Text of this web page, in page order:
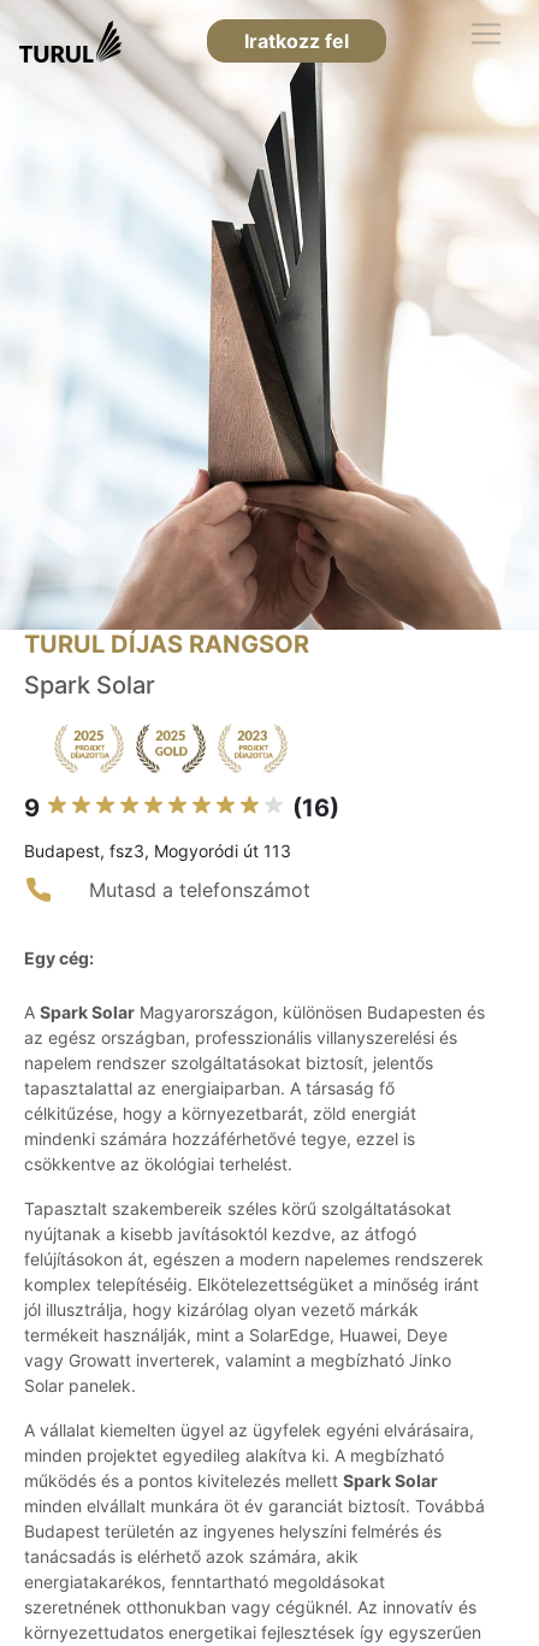
Iratkozz fel
TURUL DÍJAS RANGSOR
Spark Solar
9 (16)
Budapest, fsz3, Mogyoródi út 113
Mutasd a telefonszámot
Egy cég:
A Spark Solar Magyarországon, különösen Budapesten és
az egész országban, professzionális villanyszerelési és
napelem rendszer szolgáltatásokat biztosít, jelentős
tapasztalattal az energiaiparban. A társaság fő
célkitűzése, hogy a környezetbarát, zöld energiát
mindenki számára hozzáférhetővé tegye, ezzel is
csökkentve az ökológiai terhelést.
Tapasztalt szakembereik széles körű szolgáltatásokat
nyújtanak a kisebb javításoktól kezdve, az átfogó
felújításokon át, egészen a modern napelemes rendszerek
komplex telepítéséig. Elkötelezettségüket a minőség iránt
jól illusztrálja, hogy kizárólag olyan vezető márkák
termékeit használják, mint a SolarEdge, Huawei, Deye
vagy Growatt inverterek, valamint a megbízható Jinko
Solar panelek.
A vállalat kiemelten ügyel az ügyfelek egyéni elvárásaira,
minden projektet egyedileg alakítva ki. A megbízható
működés és a pontos kivitelezés mellett Spark Solar
minden elvállalt munkára öt év garanciát biztosít. Továbbá
Budapest területén az ingyenes helyszíni felmérés és
tanácsadás is elérhető azok számára, akik
energiatakarékos, fenntartható megoldásokat
szeretnének otthonukban vagy cégüknél. Az innovatív és
környezettudatos energetikai fejlesztések így egyszerűen